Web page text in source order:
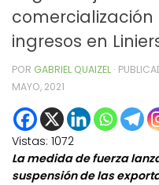
ingresos en
POR GABRIEL QUAIZEL ·
MAYO, 2021
Vistas: 1072
La medida de fuerza
suspensión de las